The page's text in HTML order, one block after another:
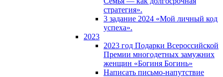
стратегия».
3 задание 2024 «Мой личный код
успеха».
2023
2023 год Подарки Всероссийской
Премии многодетных замужних
женщин «Богиня Богинь»
Написать письмо-напутствие